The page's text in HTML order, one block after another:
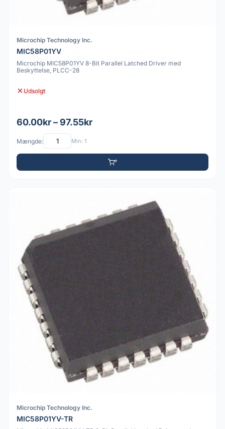
Microchip Technology Inc.
MIC58P01YV
Microchip MIC58P01YV 8-Bit Parallel Latched Driver med
Beskyttelse, PLCC-28
Udsolgt
60.00kr – 97.55kr
Mængde: Min: 1
Microchip Technology Inc.
MIC58P01YV-TR